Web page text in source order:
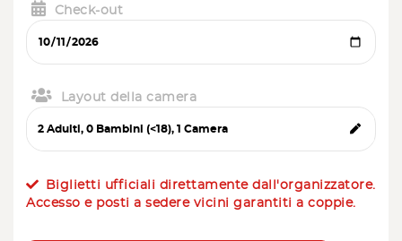
Check-out
Layout della camera
Biglietti ufficiali direttamente dall'organizzatore.
Accesso e posti a sedere vicini garantiti a coppie.